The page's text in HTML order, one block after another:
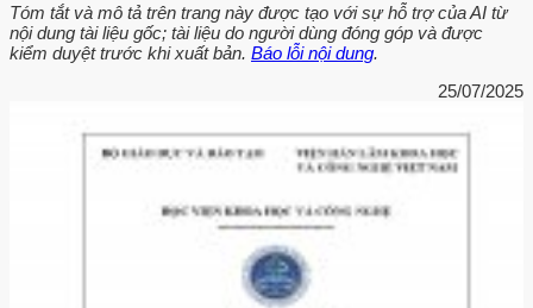
Tóm tắt và mô tả trên trang này được tạo với sự hỗ trợ của AI từ
nội dung tài liệu gốc; tài liệu do người dùng đóng góp và được
kiểm duyệt trước khi xuất bản. Báo lỗi nội dung.
25/07/2025